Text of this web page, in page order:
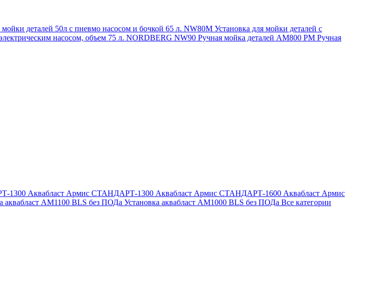
мойки деталей 50л с пневмо насосом и бочкой 65 л. NW80M Установка для мойки деталей с
насосом, объем 75 л. NORDBERG NW90 Ручная мойка деталей АМ800 РМ Ручная
1300 Аквабласт Армис СТАНДАРТ-1300 Аквабласт Армис СТАНДАРТ-1600 Аквабласт Армис
аквабласт AM1100 BLS без ПОДа Установка аквабласт AM1000 BLS без ПОДа Все категории